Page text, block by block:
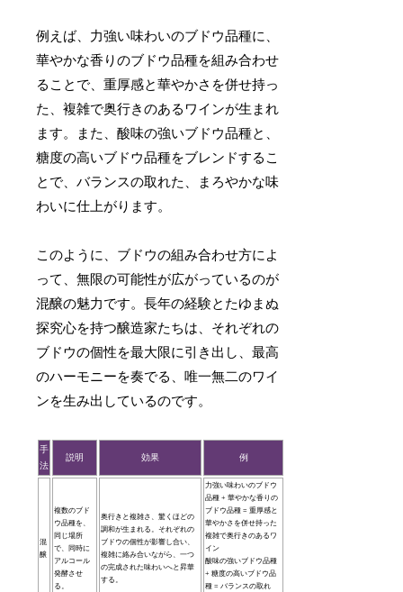
例えば、力強い味わいのブドウ品種に、
華やかな香りのブドウ品種を組み合わせ
ることで、重厚感と華やかさを併せ持っ
た、複雑で奥行きのあるワインが生まれ
ます。また、酸味の強いブドウ品種と、
糖度の高いブドウ品種をブレンドするこ
とで、バランスの取れた、まろやかな味
わいに仕上がります。
このように、ブドウの組み合わせ方によ
って、無限の可能性が広がっているのが
混醸の魅力です。長年の経験とたゆまぬ
探究心を持つ醸造家たちは、それぞれの
ブドウの個性を最大限に引き出し、最高
のハーモニーを奏でる、唯一無二のワイ
ンを生み出しているのです。
手
法
説明 効果 例
混
醸
複数のブド
ウ品種を、
同じ場所
で、同時に
アルコール
発酵させ
る。
奥行きと複雑さ、驚くほどの
調和が生まれる。それぞれの
ブドウの個性が影響し合い、
複雑に絡み合いながら、一つ
の完成された味わいへと昇華
する。
力強い味わいのブドウ
品種 + 華やかな香りの
ブドウ品種 = 重厚感と
華やかさを併せ持った
複雑で奥行きのあるワ
イン
酸味の強いブドウ品種
+ 糖度の高いブドウ品
種 = バランスの取れ